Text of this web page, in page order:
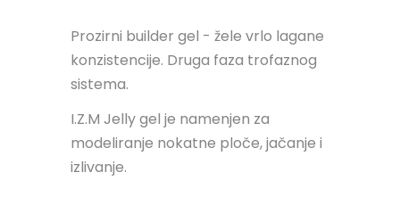
Prozirni builder gel - žele vrlo lagane
konzistencije. Druga faza trofaznog
sistema.
I.Z.M Jelly gel je namenjen za
modeliranje nokatne ploče, jačanje i
izlivanje.